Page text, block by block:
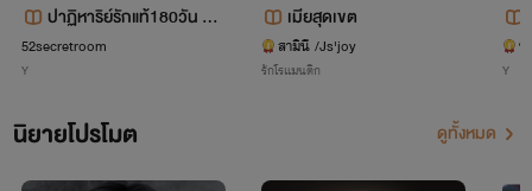
ปาฏิหาริย์รักแท้180วัน be
ginning at the end.
52secretroom
Y
เมียสุดเขต
สามินี /Js'joy
รักโรแมนติก
นุ
Y
นิยายโปรโมต ดูทั้งหมด